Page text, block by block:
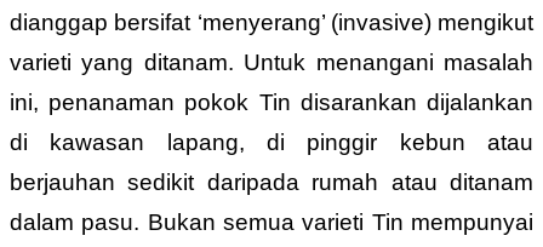
dianggap bersifat ‘menyerang’ (invasive) mengikut
varieti yang ditanam. Untuk menangani masalah
ini, penanaman pokok Tin disarankan dijalankan
di kawasan lapang, di pinggir kebun atau
berjauhan sedikit daripada rumah atau ditanam
dalam pasu. Bukan semua varieti Tin mempunyai